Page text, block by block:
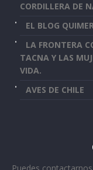
CORDILLERA DE
EL BLOG
LA FRONTERA
TACNA Y LAS
VIDA.
AVES DE CHILE